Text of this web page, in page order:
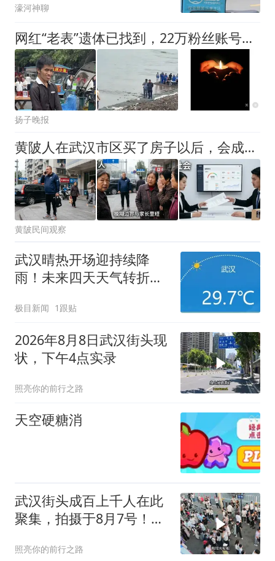
濠河神聊
网红“老表”遗体已找到，22万粉丝账号宣布停更，亲属：他身患残疾打工寄钱回家，建的毛坯房还没装修；其游泳时失踪，母亲河边哭唤儿子
扬子晚报
黄陂人在武汉市区买了房子以后，会成为真正的城里人不
黄陂民间观察
武汉晴热开场迎持续降
雨！未来四天天气转折明
极目新闻 1跟贴
2026年8月8日武汉街头现
状，下午4点实录
照亮你的前行之路
天空硬糖消
武汉街头成百上千人在此
聚集，拍摄于8月7号！这
照亮你的前行之路